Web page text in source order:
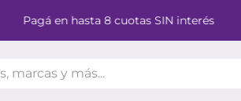
Pagá en hasta 8 cuotas SIN interés